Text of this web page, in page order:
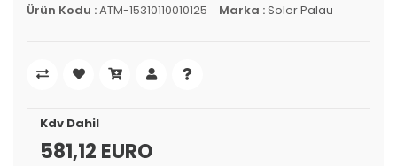
Ürün Kodu :ATM-15310110010125 Marka :Soler Palau
Kdv Dahil
581,12 EURO